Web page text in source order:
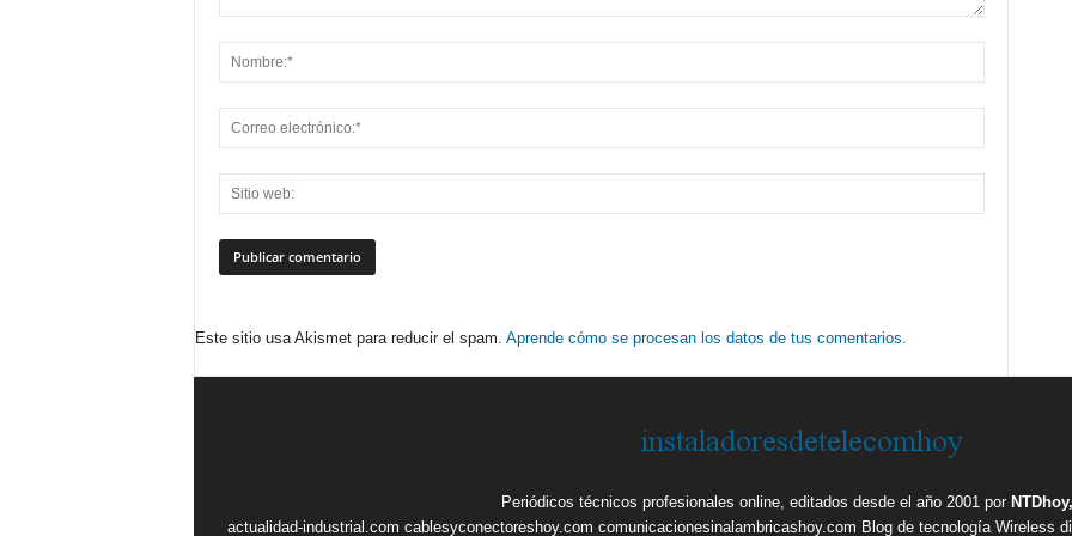
Este sitio usa Akismet para reducir el spam. Aprende cómo se procesan los datos de tus comentarios.
Periódicos técnicos profesionales online, editados desde el año 2001 por
actualidad-industrial.com cablesyconectoreshoy.com comunicacionesinalambricashoy.com Blog de tecnología Wireless